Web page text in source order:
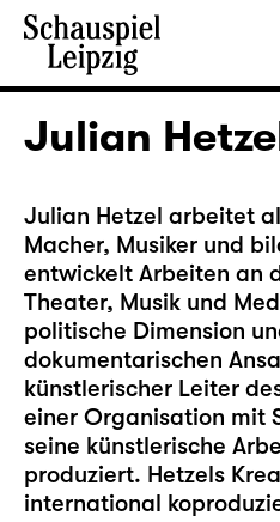
Julian
Julian Hetzel arbeitet
Macher, Musiker und
entwickelt Arbeiten an
Theater, Musik und
politische Dimension
dokumentarischen
künstlerischer Leiter
einer Organisation mit
seine künstlerische
produziert. Hetzels
international